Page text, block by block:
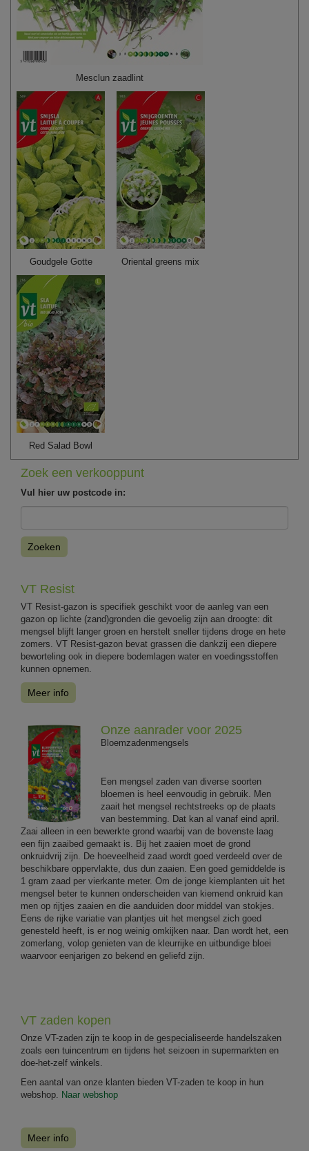
Mesclun zaadlint
Goudgele Gotte Oriental greens mix
Red Salad Bowl
Zoek een verkooppunt
Vul hier uw postcode in:
Zoeken
VT Resist
VT Resist-gazon is specifiek geschikt voor de aanleg van een
gazon op lichte (zand)gronden die gevoelig zijn aan droogte: dit
mengsel blijft langer groen en herstelt sneller tijdens droge en hete
zomers. VT Resist-gazon bevat grassen die dankzij een diepere
beworteling ook in diepere bodemlagen water en voedingsstoffen
kunnen opnemen.
Meer info
Onze aanrader voor 2025
Bloemzadenmengsels
Een mengsel zaden van diverse soorten
bloemen is heel eenvoudig in gebruik. Men
zaait het mengsel rechtstreeks op de plaats
van bestemming. Dat kan al vanaf eind april.
Zaai alleen in een bewerkte grond waarbij van de bovenste laag
een fijn zaaibed gemaakt is. Bij het zaaien moet de grond
onkruidvrij zijn. De hoeveelheid zaad wordt goed verdeeld over de
beschikbare oppervlakte, dus dun zaaien. Een goed gemiddelde is
1 gram zaad per vierkante meter. Om de jonge kiemplanten uit het
mengsel beter te kunnen onderscheiden van kiemend onkruid kan
men op rijtjes zaaien en die aanduiden door middel van stokjes.
Eens de rijke variatie van plantjes uit het mengsel zich goed
genesteld heeft, is er nog weinig omkijken naar. Dan wordt het, een
zomerlang, volop genieten van de kleurrijke en uitbundige bloei
waarvoor eenjarigen zo bekend en geliefd zijn.
VT zaden kopen
Onze VT-zaden zijn te koop in de gespecialiseerde handelszaken
zoals een tuincentrum en tijdens het seizoen in supermarkten en
doe-het-zelf winkels.
Een aantal van onze klanten bieden VT-zaden te koop in hun
webshop. Naar webshop
Meer info